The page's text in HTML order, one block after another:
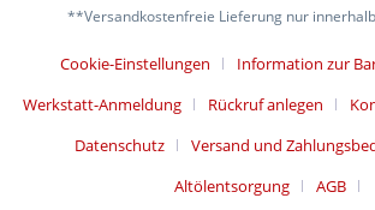
**Versandkostenfreie Lieferung nur
Cookie-Einstellungen
Information zur
Werkstatt-Anmeldung
Rückruf anlegen
Datenschutz
Versand und
Altölentsorgung
AGB